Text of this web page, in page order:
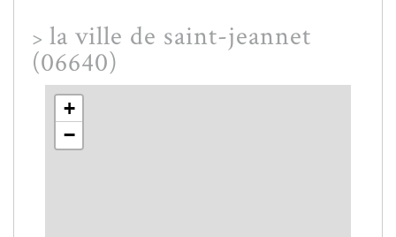
> la ville de saint-jeannet
(06640)
+
−